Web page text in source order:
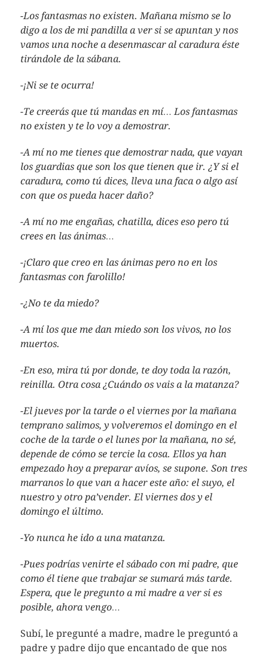
-Los fantasmas no existen. Mañana mismo se lo
digo a los de mi pandilla a ver si se apuntan y nos
vamos una noche a desenmascar al caradura éste
tirándole de la sábana.
-¡Ni se te ocurra!
-Te creerás que tú mandas en mí… Los fantasmas
no existen y te lo voy a demostrar.
-A mí no me tienes que demostrar nada, que vayan
los guardias que son los que tienen que ir. ¿Y si el
caradura, como tú dices, lleva una faca o algo así
con que os pueda hacer daño?
-A mí no me engañas, chatilla, dices eso pero tú
crees en las ánimas…
-¡Claro que creo en las ánimas pero no en los
fantasmas con farolillo!
-¿No te da miedo?
-A mí los que me dan miedo son los vivos, no los
muertos.
-En eso, mira tú por donde, te doy toda la razón,
reinilla. Otra cosa ¿Cuándo os vais a la matanza?
-El jueves por la tarde o el viernes por la mañana
temprano salimos, y volveremos el domingo en el
coche de la tarde o el lunes por la mañana, no sé,
depende de cómo se tercie la cosa. Ellos ya han
empezado hoy a preparar avíos, se supone. Son tres
marranos lo que van a hacer este año: el suyo, el
nuestro y otro pa’vender. El viernes dos y el
domingo el último.
-Yo nunca he ido a una matanza.
-Pues podrías venirte el sábado con mi padre, que
como él tiene que trabajar se sumará más tarde.
Espera, que le pregunto a mi madre a ver si es
posible, ahora vengo…
Subí, le pregunté a madre, madre le preguntó a
padre y padre dijo que encantado de que nos